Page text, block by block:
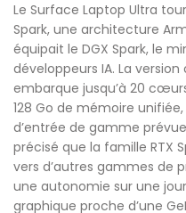
Le Surface Laptop Ultra
Spark, une architecture
équipait le DGX Spark, le
développeurs IA. La version
embarque jusqu’à 20
128 Go de mémoire
d’entrée de gamme
précisé que la famille RTX
vers d’autres gammes de
une autonomie sur une
graphique proche d’une